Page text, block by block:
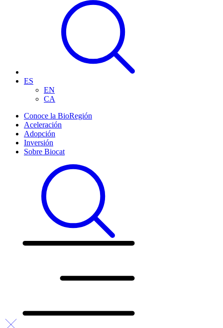
ES
EN
CA
Conoce la BioRegión
Aceleración
Adopción
Inversión
Sobre Biocat